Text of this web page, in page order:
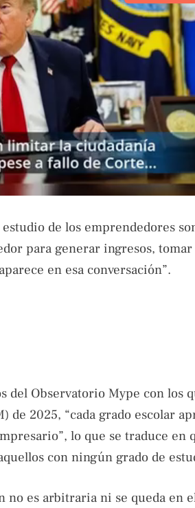
de los emprendedores
para generar ingresos,
en esa conversación”.
del Observatorio Mype con los
de 2025, “cada grado escolar
lo que se traduce
con ningún grado de
no es arbitraria ni se queda en